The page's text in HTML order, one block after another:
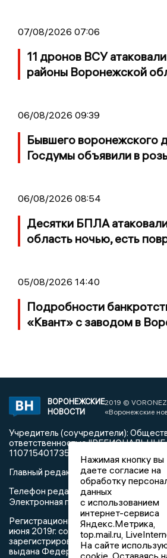
07/08/2026 07:06
11 дронов ВСУ
районы Воронежской
06/08/2026 09:39
Бывшего воронежского
Госдумы объявили в
06/08/2026 08:54
Десятки БПЛА
область ночью, есть
05/08/2026 14:40
Подробности
«Квант» с заводом в
ВОРОНЕЖСКИЕ
НОВОСТИ
2019 ©
«Воронежские
Учредитель (соучредители):
ответственностью
1107154017354)
Главный редактор: Пирогов А.А.
Телефон редакции: +7 (473) 262 77 92
Электронная почта редакции:
Регистрационный номер: серия Эл
июня 2019г. согласно выписке из
зарегистрированных средств
выдана Федеральной службой по
Нажимая кнопку вы
даете согласие на
обработку
данных
с использованием
интернет-сервиса
Яндекс.Метрика,
top.mail.ru,
На сайте
cookie. Оставаясь